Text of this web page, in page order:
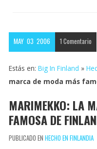
MAY 03 2006 1 Comentario
Estás en: Big In Finland »
marca de moda más
MARIMEKKO: LA
FAMOSA DE
PUBLICADO EN HECHO EN FINLANDIA